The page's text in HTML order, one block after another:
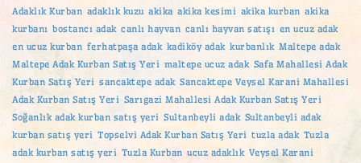
Adaklık Kurban adaklık kuzu akika akika kesimi akika kurban akika
kurbanı bostancı adak canlı hayvan canlı hayvan satışı en ucuz adak
en ucuz kurban ferhatpaşa adak kadiköy adak kurbanlık Maltepe adak
Maltepe Adak Kurban Satış Yeri maltepe ucuz adak Safa Mahallesi Adak
Kurban Satış Yeri sancaktepe adak Sancaktepe Veysel Karani Mahallesi
Adak Kurban Satış Yeri Sarıgazi Mahallesi Adak Kurban Satış Yeri
Soğanlık adak kurban satış yeri Sultanbeyli adak Sultanbeyli adak
kurban satış yeri Topselvi Adak Kurban Satış Yeri tuzla adak Tuzla
adak kurban satış yeri Tuzla Kurban ucuz adaklık Veysel Karani